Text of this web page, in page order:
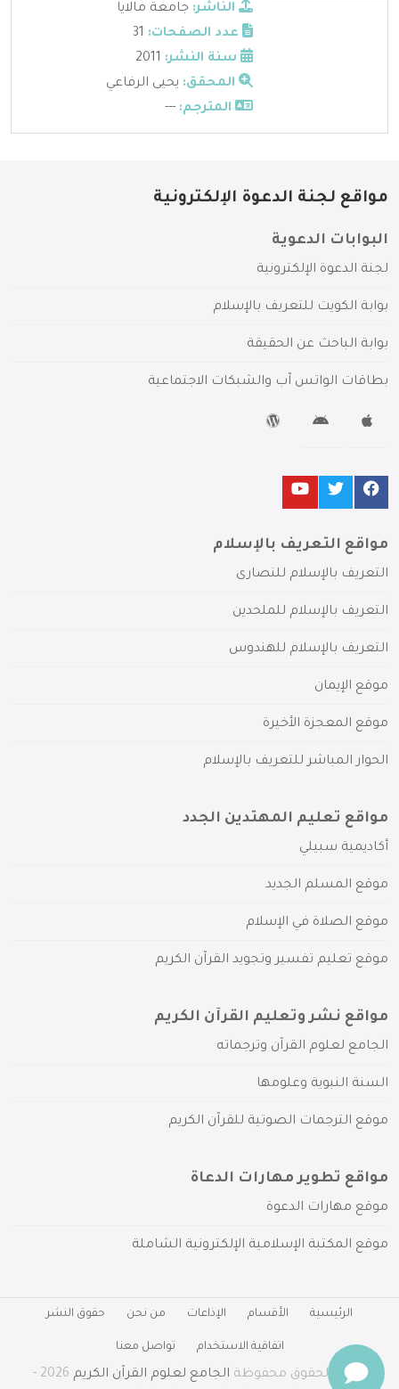
الناشر: جامعة مالايا
عدد الصفحات:
سنة النشر:
المحقق: يحيى الرفاعي
المترجم: ---
مواقع لجنة الدعوة الإلكترونية
البوابات الدعوية
لجنة الدعوة الإلكترونية
بوابة الكويت للتعريف بالإسلام
بوابة الباحث عن الحقيقة
بطاقات الواتس آب والشبكات الاجتماعية
مواقع التعريف بالإسلام
التعريف بالإسلام للنصارى
التعريف بالإسلام للملحدين
التعريف بالإسلام للهندوس
موقع الإيمان
موقع المعجزة الأخيرة
الحوار المباشر للتعريف بالإسلام
مواقع تعليم المهتدين الجدد
أكاديمية سبيلي
موقع المسلم الجديد
موقع الصلاة في الإسلام
موقع تعليم تفسير وتجويد القرآن الكريم
مواقع نشر وتعليم القرآن الكريم
الجامع لعلوم القرآن وترجماته
السنة النبوية وعلومها
موقع الترجمات الصوتية للقرآن الكريم
مواقع تطوير مهارات الدعاة
موقع مهارات الدعوة
موقع المكتبة الإسلامية الإلكترونية الشاملة
الرئيسية الأقسام الإذاعات من نحن حقوق النشر
اتفاقية الاستخدام تواصل معنا
جميع الحقوق محفوظة الجامع لعلوم القرآن الكريم
2026 -